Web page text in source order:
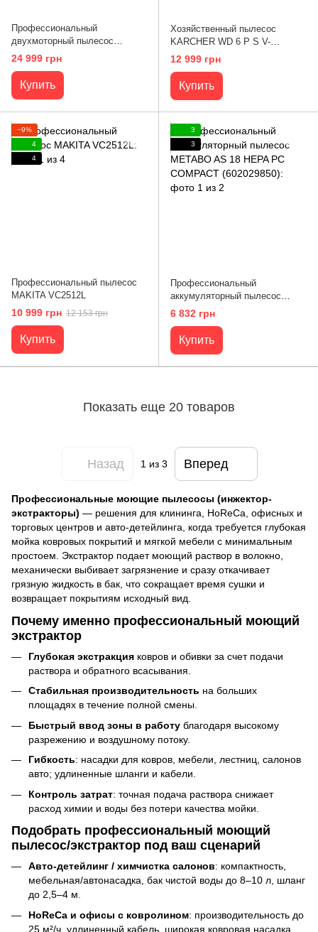
Профессиональный
двухмоторный пылесос
KARCHER NT 70/2 Me Classic
(1.667-306.0)
24 999 грн
Купить
Хозяйственный пылесос
KARCHER WD 6 P S V-
30/6/22/T (1.628-360.0)
12 999 грн
Купить
−9%
4
4
Профессиональный пылесос
MAKITA VC2512L
10 999 грн 12 153 грн
Купить
3
3
Профессиональный
аккумуляторный пылесос
METABO AS 18 HEPA PC
COMPACT (602029850)
6 832 грн
Купить
Показать еще 20 товаров
Назад 1из 3 Вперед
Профессиональные моющие пылесосы (инжектор-
экстракторы) — решения для клининга, HoReCa, офисных и
торговых центров и авто-детейлинга, когда требуется глубокая
мойка ковровых покрытий и мягкой мебели с минимальным
простоем. Экстрактор подает моющий раствор в волокно,
механически выбивает загрязнение и сразу откачивает
грязную жидкость в бак, что сокращает время сушки и
возвращает покрытиям исходный вид.
Почему именно профессиональный моющий
экстрактор
Глубокая экстракция ковров и обивки за счет подачи
раствора и обратного всасывания.
Стабильная производительность на больших
площадях в течение полной смены.
Быстрый ввод зоны в работу благодаря высокому
разрежению и воздушному потоку.
Гибкость: насадки для ковров, мебели, лестниц, салонов
авто; удлиненные шланги и кабели.
Контроль затрат: точная подача раствора снижает
расход химии и воды без потери качества мойки.
Подобрать профессиональный моющий
пылесос/экстрактор под ваш сценарий
Авто-детейлинг / химчистка салонов: компактность,
мебельная/автонасадка, бак чистой воды до 8–10 л, шланг
до 2,5–4 м.
HoReCa и офисы с ковролином: производительность до
25 м²/ч, удлиненный кабель, широкая ковровая насадка.